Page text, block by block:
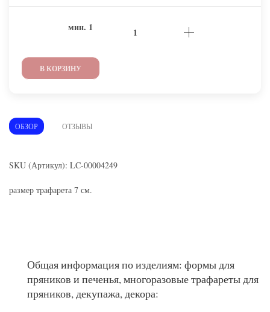
мин. 1
В КОРЗИНУ
ОБЗОР ОТЗЫВЫ
SKU (Артикул): LC-00004249
размер трафарета 7 см.
Общая информация по изделиям: формы для
пряников и печенья, многоразовые трафареты для
пряников, декупажа, декора: